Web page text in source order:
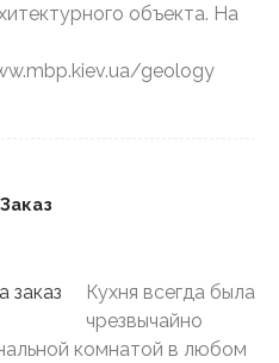
объекта. На
geology
Кухня всегда была
чрезвычайно
комнатой в любом